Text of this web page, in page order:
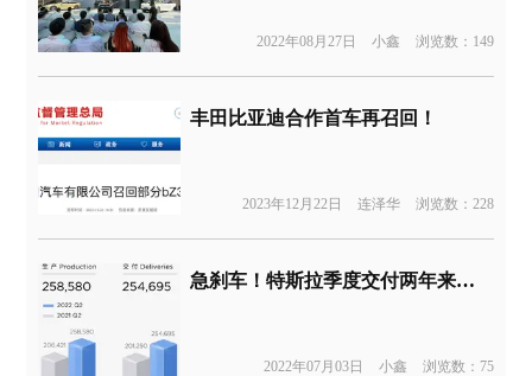
2022年08月27日 小鑫 浏览数：149
丰田比亚迪合作首车再召回！
2023年12月22日 连泽华 浏览数：228
急刹车！特斯拉季度交付两年来首降
2022年07月03日 小鑫 浏览数：75